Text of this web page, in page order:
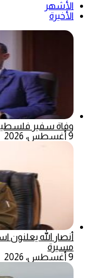
الأشهر
الأخيرة
وفاة سفير
9 أغسطس، 2026
أنصار الله يعلنون
مسيرة
9 أغسطس، 2026